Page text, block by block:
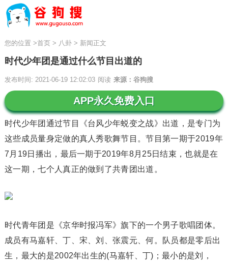
您的位置 >首页> 八卦> 新闻正文
时代少年团是通过什么节目出道的
发布时间: 2021-06-19 12:02:03 来源：谷狗搜
阅读
APP永久免费入口
时代少年团通过节目《台风少年蜕变之战》出道，是专门为
这些成员量身定做的真人秀歌舞节目。节目第一期于2019年
7月19日播出，最后一期于2019年8月25日结束，也就是在
这一期，七个人真正的做到了共青团出道。
时代青年团是《京华时报冯军》旗下的一个男子歌唱团体。
成员有马嘉轩、丁、宋、刘、张震元、何。队员都是零后出
生，最大的是2002年出生的(马嘉轩、丁)；最小的是刘，